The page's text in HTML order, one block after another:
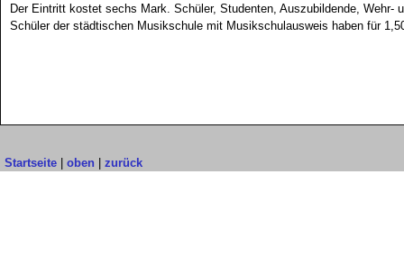
Der Eintritt kostet sechs Mark. Schüler, Studenten, Auszubildende,
Schüler der städtischen Musikschule mit Musikschulausweis haben für
Startseite oben zurück